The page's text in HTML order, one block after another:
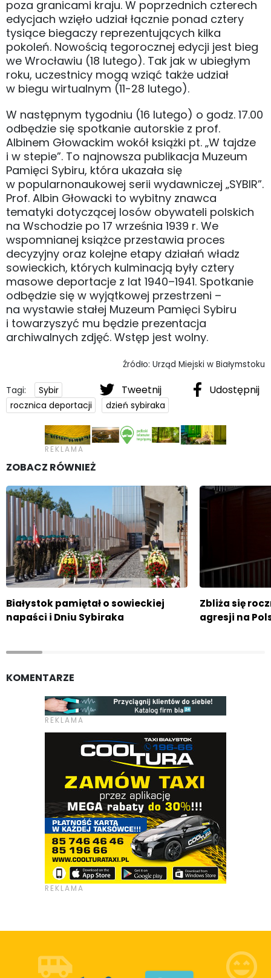
poza granicami kraju. W poprzednich czterech
edycjach wzięło udział łącznie ponad cztery
tysiące biegaczy reprezentujących kilka
pokoleń. Nowością tegorocznej edycji jest bieg
we Wrocławiu (18 lutego). Tak jak w ubiegłym
roku, uczestnicy mogą wziąć także udział
w biegu wirtualnym (11-28 lutego).
W następnym tygodniu (16 lutego) o godz. 17.00
odbędzie się spotkanie autorskie z prof.
Albinem Głowackim wokół książki pt. „W tajdze
i w stepie”. To najnowsza publikacja Muzeum
Pamięci Sybiru, która ukazała się
w popularnonaukowej serii wydawniczej „SYBIR”.
Prof. Albin Głowacki to wybitny znawca
tematyki dotyczącej losów obywateli polskich
na Wschodzie po 17 września 1939 r. We
wspomnianej książce przestawia proces
decyzyjny oraz kolejne etapy działań władz
sowieckich, których kulminacją były cztery
masowe deportacje z lat 1940–1941. Spotkanie
odbędzie się w wyjątkowej przestrzeni –
na wystawie stałej Muzeum Pamięci Sybiru
i towarzyszyć mu będzie prezentacja
archiwalnych zdjęć. Wstęp jest wolny.
Źródło: Urząd Miejski w Białymstoku
Tweetnij Udostępnij
Tagi:
Sybir
rocznica deportacji
dzień sybiraka
ZOBACZ RÓWNIEŻ
Białystok pamiętał o sowieckiej
napaści i Dniu Sybiraka
Zbliża się
agresji na
KOMENTARZE